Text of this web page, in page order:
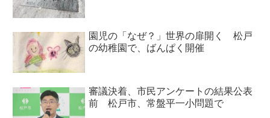
園児の「なぜ？」世界の扉開く 松戸
の幼稚園で、ばんぱく開催
審議決着、市民アンケートの結果公表
前 松戸市、常盤平一小問題で